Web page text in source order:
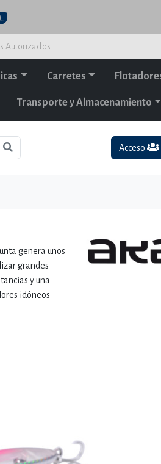
Autorizados.
Carretes
Transporte y Almacenamiento
Acceso
genera unos
grandes
y una
idóneos